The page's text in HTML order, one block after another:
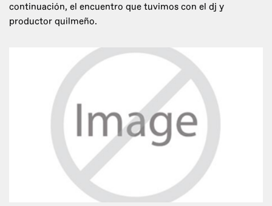
continuación, el encuentro que tuvimos con el dj y
productor quilmeño.